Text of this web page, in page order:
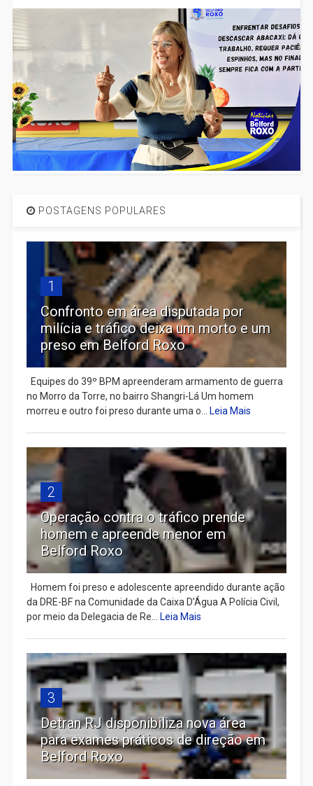
POSTAGENS POPULARES
1
Confronto em área disputada por
milícia e tráfico deixa um morto e um
preso em Belford Roxo
Equipes do 39º BPM apreenderam armamento de guerra
no Morro da Torre, no bairro Shangri-Lá Um homem
morreu e outro foi preso durante uma o... Leia Mais
2
Operação contra o tráfico prende
homem e apreende menor em
Belford Roxo
Homem foi preso e adolescente apreendido durante ação
da DRE-BF na Comunidade da Caixa D’Água A Polícia Civil,
por meio da Delegacia de Re... Leia Mais
3
Detran RJ disponibiliza nova área
para exames práticos de direção em
Belford Roxo